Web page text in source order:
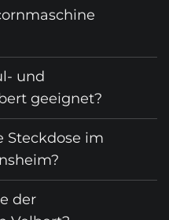
und
geeignet?
Steckdose im
der